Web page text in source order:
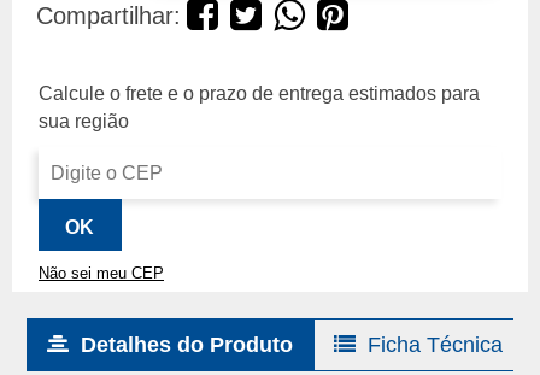
Compartilhar:
Não sei meu CEP
Detalhes do Produto Ficha Técnica